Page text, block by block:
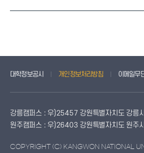
대학정보공시 개인정보처리방침 이메일무
강릉캠퍼스 : 우)25457 강원특별자치도 강릉
원주캠퍼스 : 우)26403 강원특별자치도 원주
COPYRIGHT (C) KANGWON NATIONAL